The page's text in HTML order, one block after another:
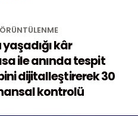
kâr
ile anında tespit
dijitalleştirerek 30
kontrolü